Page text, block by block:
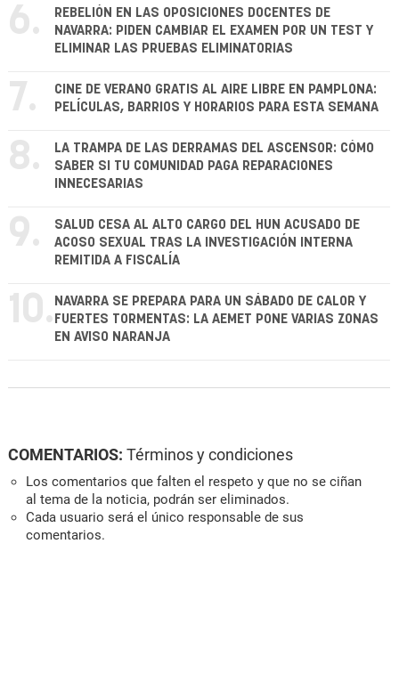
6.
REBELIÓN EN LAS OPOSICIONES DOCENTES DE
NAVARRA: PIDEN CAMBIAR EL EXAMEN POR UN TEST Y
ELIMINAR LAS PRUEBAS ELIMINATORIAS
7.
CINE DE VERANO GRATIS AL AIRE LIBRE EN PAMPLONA:
PELÍCULAS, BARRIOS Y HORARIOS PARA ESTA SEMANA
8.
LA TRAMPA DE LAS DERRAMAS DEL ASCENSOR: CÓMO
SABER SI TU COMUNIDAD PAGA REPARACIONES
INNECESARIAS
9.
SALUD CESA AL ALTO CARGO DEL HUN ACUSADO DE
ACOSO SEXUAL TRAS LA INVESTIGACIÓN INTERNA
REMITIDA A FISCALÍA
10. NAVARRA SE PREPARA PARA UN SÁBADO DE CALOR Y
FUERTES TORMENTAS: LA AEMET PONE VARIAS ZONAS
EN AVISO NARANJA
COMENTARIOS: Términos y condiciones
Los comentarios que falten el respeto y que no se ciñan
al tema de la noticia, podrán ser eliminados.
Cada usuario será el único responsable de sus
comentarios.